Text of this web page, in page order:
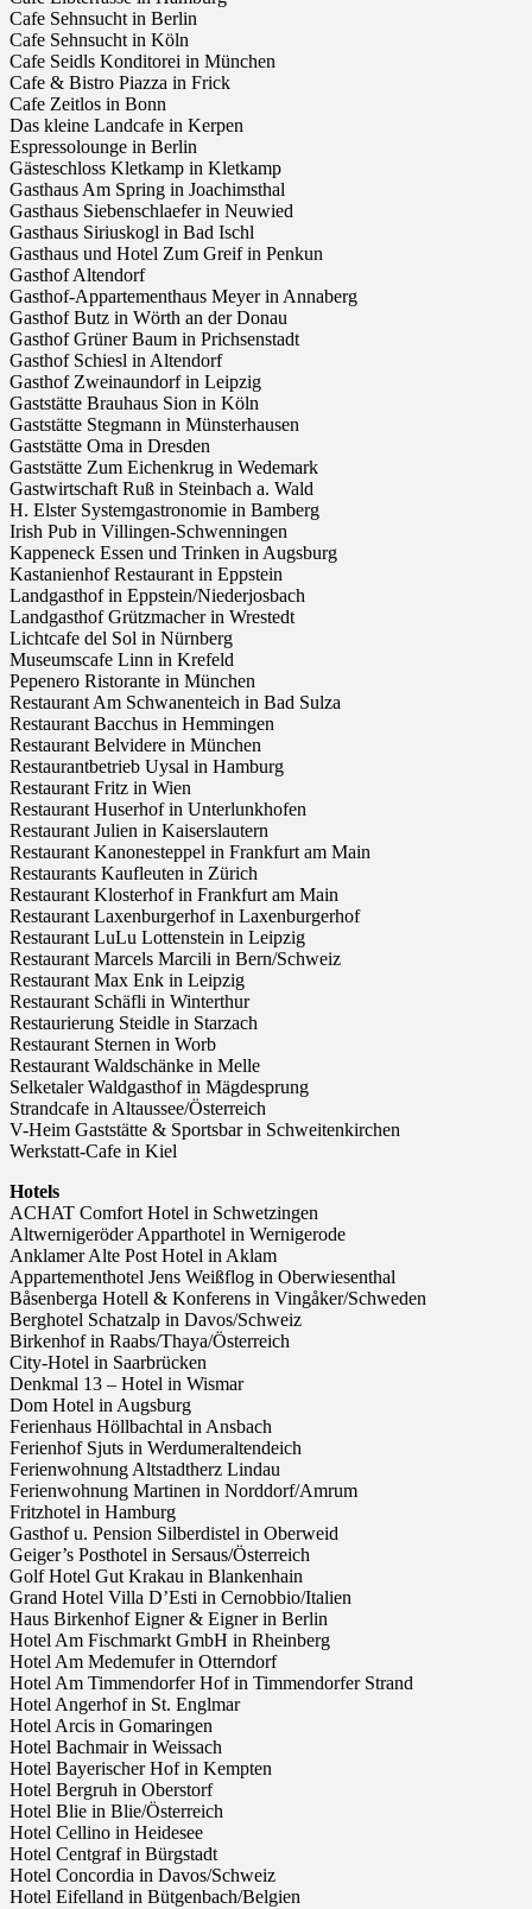
Cafe Sehnsucht in Berlin
Cafe Sehnsucht in Köln
Cafe Seidls Konditorei in München
Cafe & Bistro Piazza in Frick
Cafe Zeitlos in Bonn
Das kleine Landcafe in Kerpen
Espressolounge in Berlin
Gästeschloss Kletkamp in Kletkamp
Gasthaus Am Spring in Joachimsthal
Gasthaus Siebenschlaefer in Neuwied
Gasthaus Siriuskogl in Bad Ischl
Gasthaus und Hotel Zum Greif in Penkun
Gasthof Altendorf
Gasthof-Appartementhaus Meyer in Annaberg
Gasthof Butz in Wörth an der Donau
Gasthof Grüner Baum in Prichsenstadt
Gasthof Schiesl in Altendorf
Gasthof Zweinaundorf in Leipzig
Gaststätte Brauhaus Sion in Köln
Gaststätte Stegmann in Münsterhausen
Gaststätte Oma in Dresden
Gaststätte Zum Eichenkrug in Wedemark
Gastwirtschaft Ruß in Steinbach a. Wald
H. Elster Systemgastronomie in Bamberg
Irish Pub in Villingen-Schwenningen
Kappeneck Essen und Trinken in Augsburg
Kastanienhof Restaurant in Eppstein
Landgasthof in Eppstein/Niederjosbach
Landgasthof Grützmacher in Wrestedt
Lichtcafe del Sol in Nürnberg
Museumscafe Linn in Krefeld
Pepenero Ristorante in München
Restaurant Am Schwanenteich in Bad Sulza
Restaurant Bacchus in Hemmingen
Restaurant Belvidere in München
Restaurantbetrieb Uysal in Hamburg
Restaurant Fritz in Wien
Restaurant Huserhof in Unterlunkhofen
Restaurant Julien in Kaiserslautern
Restaurant Kanonesteppel in Frankfurt am Main
Restaurants Kaufleuten in Zürich
Restaurant Klosterhof in Frankfurt am Main
Restaurant Laxenburgerhof in Laxenburgerhof
Restaurant LuLu Lottenstein in Leipzig
Restaurant Marcels Marcili in Bern/Schweiz
Restaurant Max Enk in Leipzig
Restaurant Schäfli in Winterthur
Restaurierung Steidle in Starzach
Restaurant Sternen in Worb
Restaurant Waldschänke in Melle
Selketaler Waldgasthof in Mägdesprung
Strandcafe in Altaussee/Österreich
V-Heim Gaststätte & Sportsbar in Schweitenkirchen
Werkstatt-Cafe in Kiel
Hotels
ACHAT Comfort Hotel in Schwetzingen
Altwernigeröder Apparthotel in Wernigerode
Anklamer Alte Post Hotel in Aklam
Appartementhotel Jens Weißflog in Oberwiesenthal
Båsenberga Hotell & Konferens in Vingåker/Schweden
Berghotel Schatzalp in Davos/Schweiz
Birkenhof in Raabs/Thaya/Österreich
City-Hotel in Saarbrücken
Denkmal 13 – Hotel in Wismar
Dom Hotel in Augsburg
Ferienhaus Höllbachtal in Ansbach
Ferienhof Sjuts in Werdumeraltendeich
Ferienwohnung Altstadtherz Lindau
Ferienwohnung Martinen in Norddorf/Amrum
Fritzhotel in Hamburg
Gasthof u. Pension Silberdistel in Oberweid
Geiger’s Posthotel in Sersaus/Österreich
Golf Hotel Gut Krakau in Blankenhain
Grand Hotel Villa D’Esti in Cernobbio/Italien
Haus Birkenhof Eigner & Eigner in Berlin
Hotel Am Fischmarkt GmbH in Rheinberg
Hotel Am Medemufer in Otterndorf
Hotel Am Timmendorfer Hof in Timmendorfer Strand
Hotel Angerhof in St. Englmar
Hotel Arcis in Gomaringen
Hotel Bachmair in Weissach
Hotel Bayerischer Hof in Kempten
Hotel Bergruh in Oberstorf
Hotel Blie in Blie/Österreich
Hotel Cellino in Heidesee
Hotel Centgraf in Bürgstadt
Hotel Concordia in Davos/Schweiz
Hotel Eifelland in Bütgenbach/Belgien